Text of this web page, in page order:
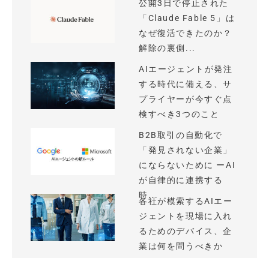
公開3日で停止された
「Claude Fable 5」は
なぜ復活できたのか？
解除の裏側...
AIエージェントが発注
する時代に備える、サ
プライヤーが今すぐ点
検すべき3つのこと
B2B取引の自動化で
「発見されない企業」
にならないために ーAI
が自律的に連携する
時...
各社が模索するAIエー
ジェントを現場に入れ
るためのデバイス、企
業は何を問うべきか